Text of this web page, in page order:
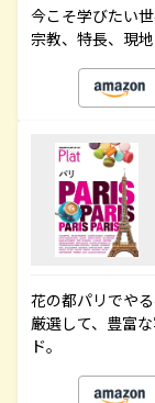
今こそ学びたい
宗教、特長、現
花の都パリでや
厳選して、豊富
ド。